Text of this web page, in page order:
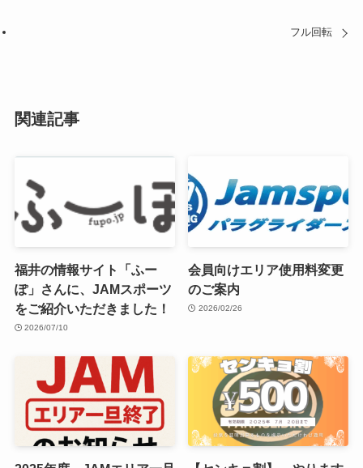
フル回転
関連記事
福井の情報サイト「ふー
ぽ」さんに、JAMスポーツ
をご紹介いただきました！
2026/07/10
会員向けエリア使用料変更
のご案内
2026/02/26